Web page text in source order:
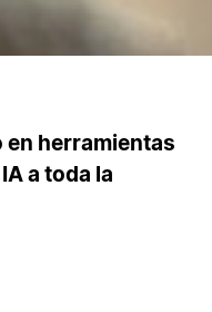
en herramientas
a toda la